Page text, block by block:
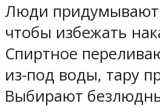
Люди придумывают
чтобы избежать
Спиртное
из-под воды, тару
Выбирают